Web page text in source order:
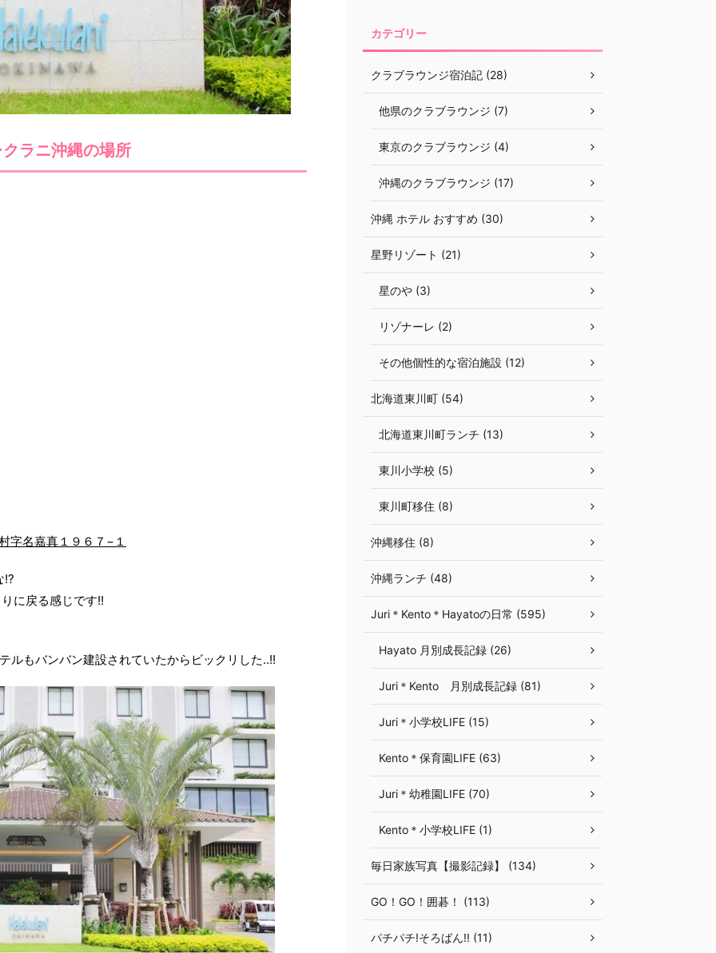
ラニ沖縄の場所
字名嘉真１９６７−１
!?
に戻る感じです!!
ルもバンバン建設されていたからビックリした‥!!
カテゴリー
クラブラウンジ宿泊記 (28)
他県のクラブラウンジ (7)
東京のクラブラウンジ (4)
沖縄のクラブラウンジ (17)
沖縄 ホテル おすすめ (30)
星野リゾート (21)
星のや (3)
リゾナーレ (2)
その他個性的な宿泊施設 (12)
北海道東川町 (54)
北海道東川町ランチ (13)
東川小学校 (5)
東川町移住 (8)
沖縄移住 (8)
沖縄ランチ (48)
Juri＊Kento＊Hayatoの日常 (595)
Hayato 月別成長記録 (26)
Juri＊Kento 月別成長記録 (81)
Juri＊小学校LIFE (15)
Kento＊保育園LIFE (63)
Juri＊幼稚園LIFE (70)
Kento＊小学校LIFE (1)
毎日家族写真【撮影記録】 (134)
GO！GO！囲碁！ (113)
パチパチ!そろばん!! (11)